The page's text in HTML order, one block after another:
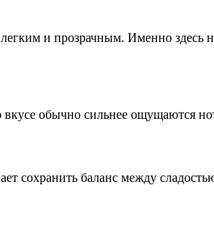
и прозрачным. Именно
вкусе обычно сильнее ощущаются
сохранить баланс между